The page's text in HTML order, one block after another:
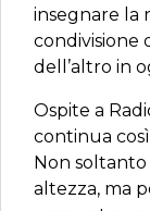
insegnare la
condivisione
dell’altro in
Ospite a
continua
Non
altezza, ma